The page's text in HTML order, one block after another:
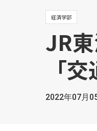
経済学部
JR
「
2022年07月